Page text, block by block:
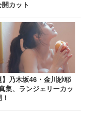
開カット
】乃木坂46・金川紗耶
集、ランジェリーカッ